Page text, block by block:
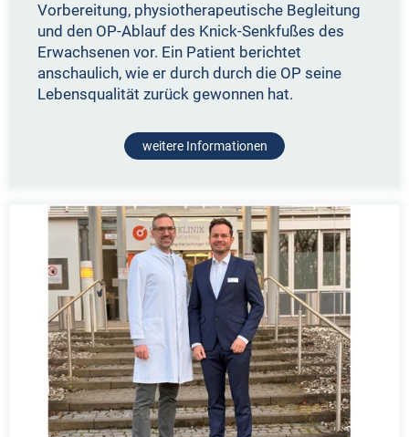
Vorbereitung, physiotherapeutische Begleitung
und den OP-Ablauf des Knick-Senkfußes des
Erwachsenen vor. Ein Patient berichtet
anschaulich, wie er durch durch die OP seine
Lebensqualität zurück gewonnen hat.
weitere Informationen